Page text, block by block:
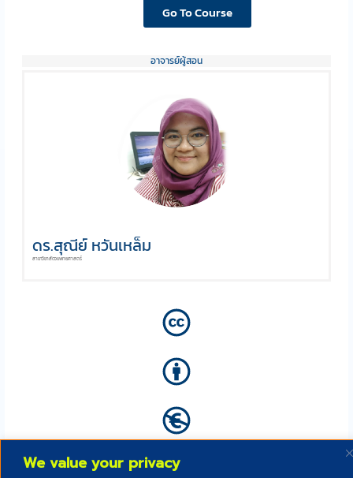
We value your privacy
Go To Course
อาจารย์ผู้สอน
ดร.สุณีย์ หวันเหล็ม
สาขาวิชาสัตวแพทยศาสตร์